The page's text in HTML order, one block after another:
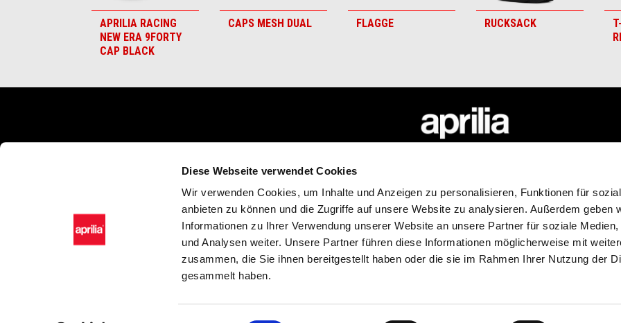
Diese Webseite verwendet Cookies
Wir verwenden Cookies, um Inhalte und Anzeigen zu personalisieren, Funktionen für
anbieten zu können und die Zugriffe auf unsere Website zu analysieren. Außerdem geben
Informationen zu Ihrer Verwendung unserer Website an unsere Partner für soziale Medien,
und Analysen weiter. Unsere Partner führen diese Informationen möglicherweise mit
zusammen, die Sie ihnen bereitgestellt haben oder die sie im Rahmen Ihrer Nutzung der
gesammelt haben.
APRILIA RACING
NEW ERA 9FORTY
CAP BLACK
CAPS MESH DUAL FLAGGE RUCKSACK
RS 660
Tuono 660
Tuareg
SX 125
ANGEBOTE
Angebote
ZUBEHÖR
Bekleidung
Zubehör
Aprilia Racing Replica
Rider Tech Outfit
News
Aprilia Racers Days
Garantie Verlängerung
Wide Magazine
#bearacer club
4 jahre
Premium